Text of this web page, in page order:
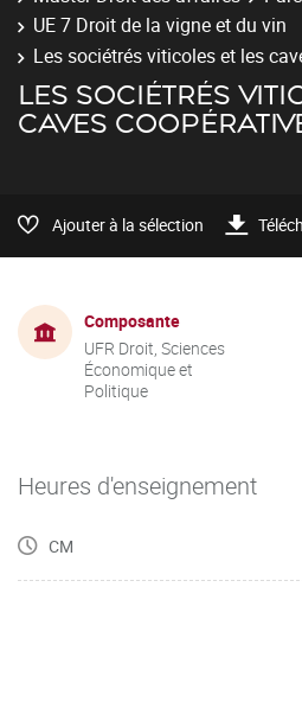
UE 7 Droit de la vigne et du vin
Les sociétrés viticoles et les
LES SOCIÉTRÉS
CAVES
Ajouter à la sélection
Composante
UFR Droit, Sciences
Économique et
Politique
Heures d'enseignement
CM